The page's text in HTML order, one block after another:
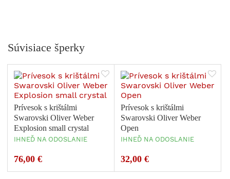
Súvisiace šperky
Prívesok s krištálmi
Swarovski Oliver Weber
Explosion small crystal
IHNEĎ NA ODOSLANIE
76,00 €
Prívesok s krištálmi
Swarovski Oliver Weber
Open
IHNEĎ NA ODOSLANIE
32,00 €